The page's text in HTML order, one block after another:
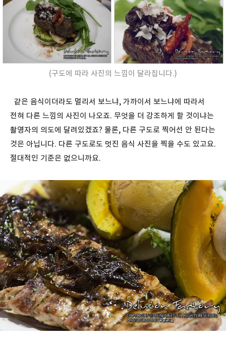
(구도에 따라 사진의 느낌이 달라집니다.)
같은 음식이더라도 멀리서 보느냐, 가까이서 보느냐에 따라서
전혀 다른 느낌의 사진이 나오죠. 무엇을 더 강조하게 할 것이냐는
촬영자의 의도에 달려있겠죠? 물론, 다른 구도로 찍어선 안 된다는
것은 아닙니다. 다른 구도로도 멋진 음식 사진을 찍을 수도 있고요.
절대적인 기준은 없으니까요.